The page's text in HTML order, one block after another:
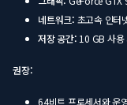
네트워크: 초고속 인터
저장 공간: 10 GB 사용
권장:
64비트 프로세서와 운